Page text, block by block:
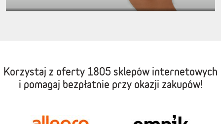
Korzystaj z oferty 1805 sklepów internetowych
i pomagaj bezpłatnie przy okazji zakupów!